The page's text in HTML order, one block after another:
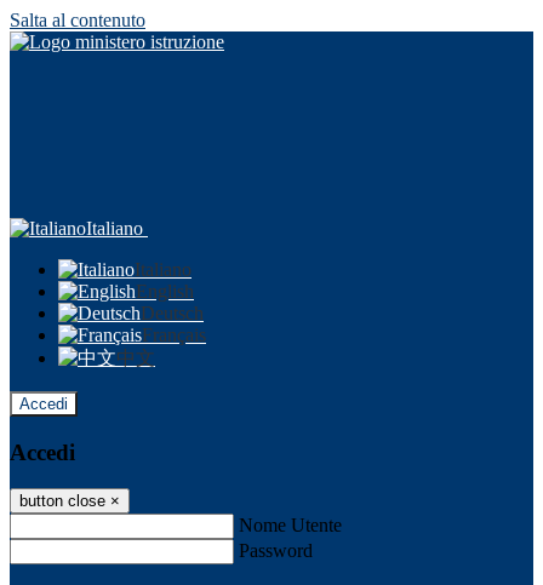
Salta al contenuto
Italiano
Italiano
English
Deutsch
Français
中文
Accedi
Accedi
button close ×
Nome Utente
Password